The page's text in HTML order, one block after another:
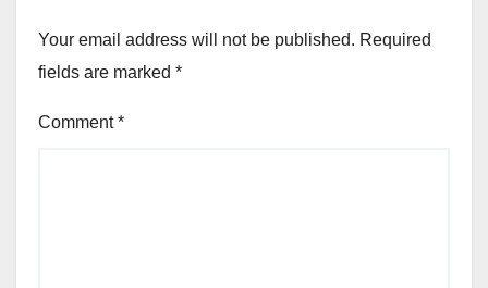
Your email address will not be published. Required
fields are marked *
Comment*